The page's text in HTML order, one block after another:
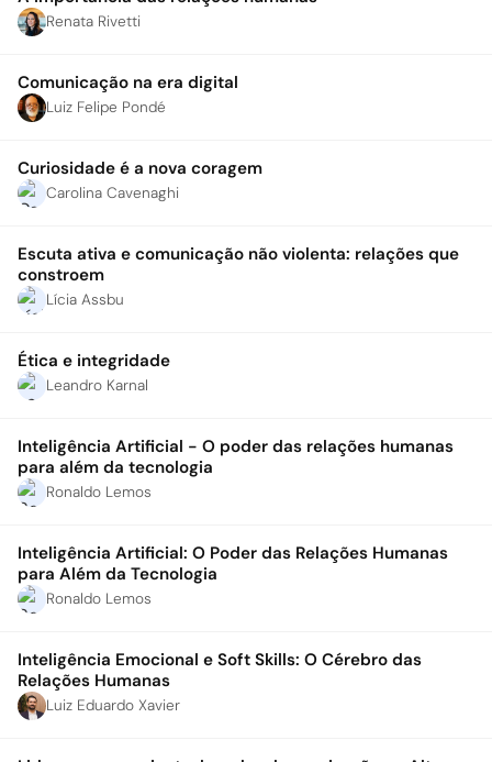
Renata Rivetti
Comunicação na era digital
Luiz Felipe Pondé
Curiosidade é a nova coragem
Carolina Cavenaghi
Escuta ativa e comunicação não violenta: relações que
constroem
Lícia Assbu
Ética e integridade
Leandro Karnal
Inteligência Artificial - O poder das relações humanas
para além da tecnologia
Ronaldo Lemos
Inteligência Artificial: O Poder das Relações Humanas
para Além da Tecnologia
Ronaldo Lemos
Inteligência Emocional e Soft Skills: O Cérebro das
Relações Humanas
Luiz Eduardo Xavier